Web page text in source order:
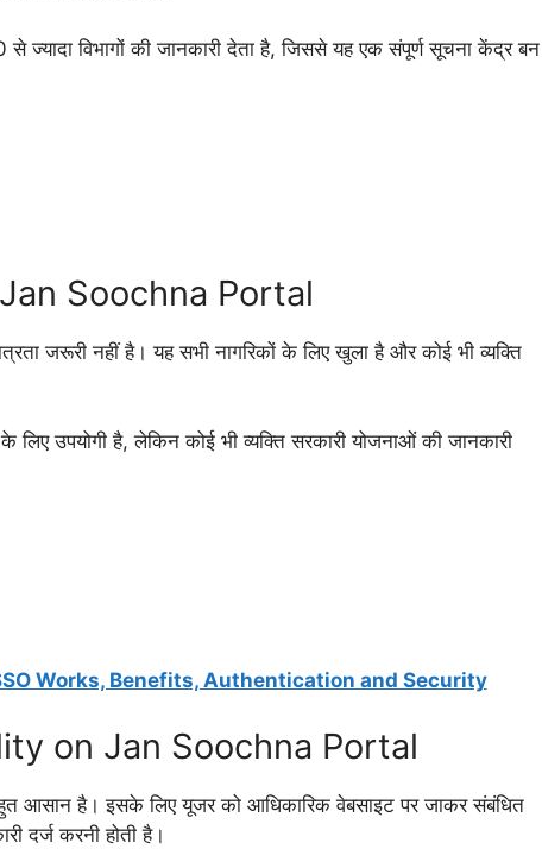
विभागों की जानकारी देता है, जिससे यह एक संपूर्ण सूचना केंद्र बन
Soochna Portal
जरूरी नहीं है। यह सभी नागरिकों के लिए खुला है और कोई भी व्यक्ति
लिए उपयोगी है, लेकिन कोई भी व्यक्ति सरकारी योजनाओं की जानकारी
Works, Benefits, Authentication and Security
on Jan Soochna Portal
बहुत आसान है। इसके लिए यूजर को आधिकारिक वेबसाइट पर जाकर संबंधित
दर्ज करनी होती है।